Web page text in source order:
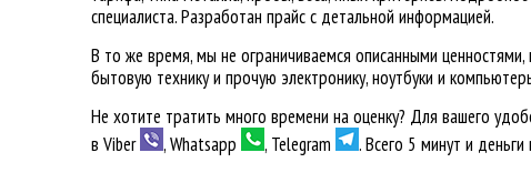
специалиста. Разработан прайс с детальной информацией.
В то же время, мы не ограничиваемся описанными
бытовую технику и прочую электронику, ноутбуки и
Не хотите тратить много времени на оценку? Для вашего
в Viber
, Whatsapp , Telegram . Всего 5 минут и